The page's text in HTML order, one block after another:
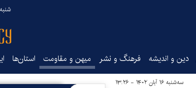
شنبه ۱۷
دین و اندیشه فرهنگ و نشر میهن و مقاومت استان‌ها
سه‌شنبه ۱۶ آبان ۱۴۰۲ - ۱۳:۲۶